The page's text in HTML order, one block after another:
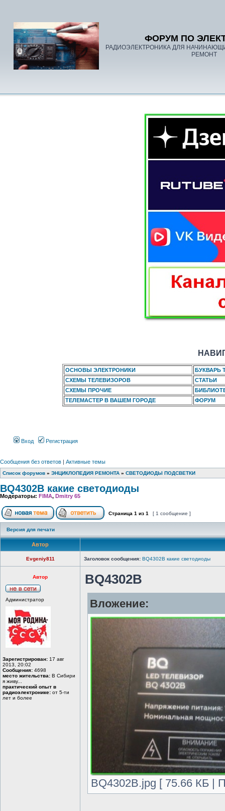
ФОРУМ ПО
РАДИОЭЛЕКТРОНИКА ДЛЯ
РЕМОНТ
ОСНОВЫ ЭЛЕКТРОНИКИ
БУКВАРЬ
СХЕМЫ ТЕЛЕВИЗОРОВ
СТАТЬИ
СХЕМЫ ПРОЧИЕ
ТЕЛЕМАСТЕР В ВАШЕМ ГОРОДЕ
ФОРУМ
Вход Регистрация
Сообщения без ответов | Активные темы
Список форумов » ЭНЦИКЛОПЕДИЯ РЕМОНТА » СВЕТОДИОДЫ ПОДСВЕТКИ
BQ4302B какие светодиоды
Модераторы: FIMA, Dmitry 65
Страница 1 из 1 [ 1 сообщение ]
Версия для печати
Автор
Evgeniy811 Заголовок сообщения: BQ4302B какие светодиоды
Автор
Администратор
Зарегистрирован: 17 авг
2013, 20:02
Сообщения: 4698
место жительства: В Сибири
я живу...
практический опыт в
радиоэлектронике: от 5-ти
лет и более
BQ4302B
Вложение:
BQ4302B.jpg [ 75.66 КБ |